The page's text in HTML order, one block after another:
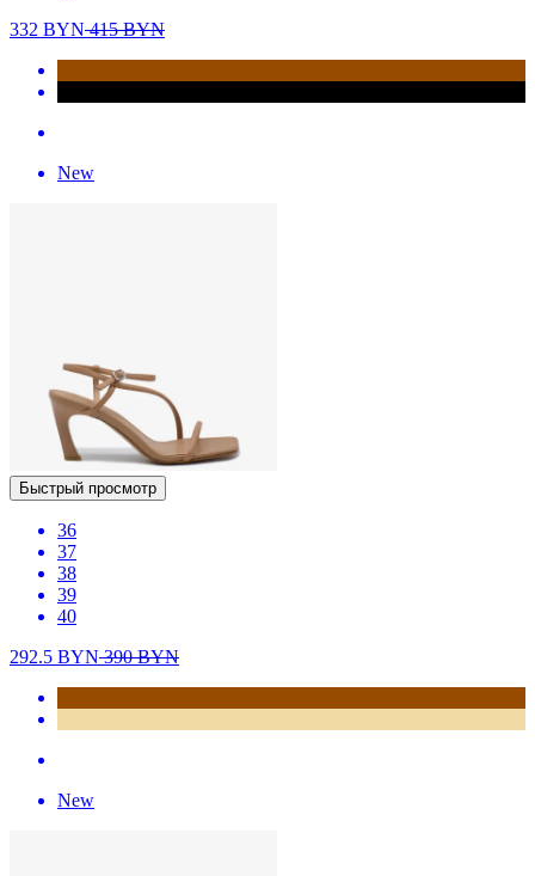
332 BYN415BYN
New
Быстрый просмотр
36
37
38
39
40
292.5 BYN390BYN
New